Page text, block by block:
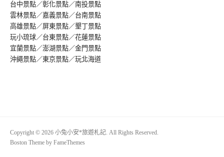
台中景點／彰化景點／南投景點
雲林景點／嘉義景點／台南景點
高雄景點／屏東景點／墾丁景點
玩小琉球／台東景點／花蓮景點
宜蘭景點／澎湖景點／金門景點
沖繩景點／東京景點／玩北海道
Copyright © 2026 小兔小安*旅遊札記. All Rights Reserved.
Boston Theme by FameThemes